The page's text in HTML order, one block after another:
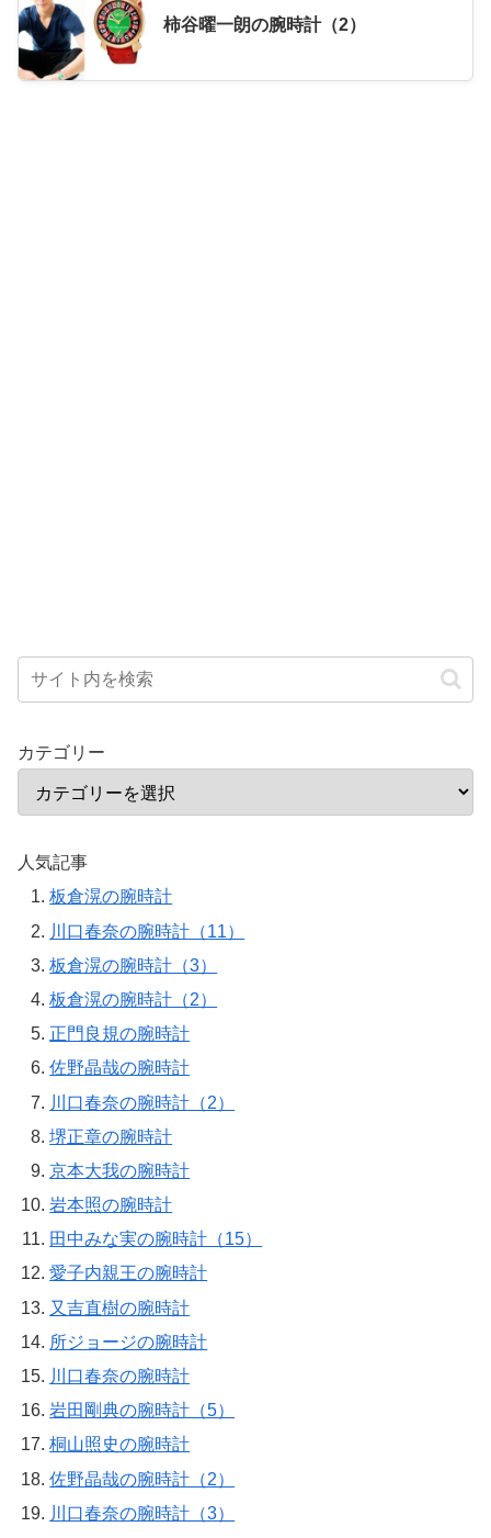
柿谷曜一朗の腕時計（2）
カテゴリー
人気記事
板倉滉の腕時計
川口春奈の腕時計（11）
板倉滉の腕時計（3）
板倉滉の腕時計（2）
正門良規の腕時計
佐野晶哉の腕時計
川口春奈の腕時計（2）
堺正章の腕時計
京本大我の腕時計
岩本照の腕時計
田中みな実の腕時計（15）
愛子内親王の腕時計
又吉直樹の腕時計
所ジョージの腕時計
川口春奈の腕時計
岩田剛典の腕時計（5）
桐山照史の腕時計
佐野晶哉の腕時計（2）
川口春奈の腕時計（3）